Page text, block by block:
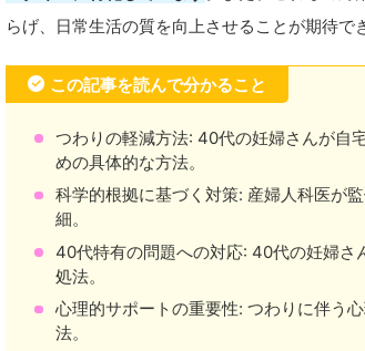
らげ、日常生活の質を向上させることが期待で
この記事を読んで分かること
つわりの軽減方法: 40代の妊婦さんが自
めの具体的な方法。
科学的根拠に基づく対策: 産婦人科医が
細。
40代特有の問題への対応: 40代の妊婦さ
処法。
心理的サポートの重要性: つわりに伴う
法。